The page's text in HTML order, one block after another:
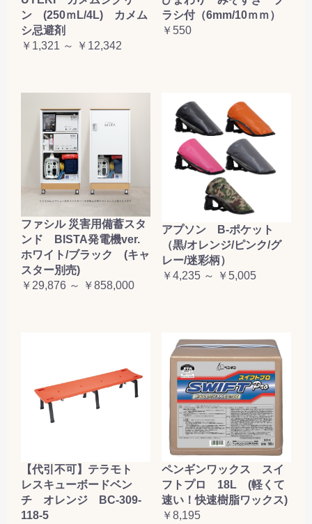
ン (250ｍL/4L) カメム
シ忌避剤
￥1,321 ～ ￥12,342
ラシ付（6mm/10ｍｍ）
￥550
ファシル 災害用備蓄スタ
ンド BISTA発電機ver.
ホワイト/ブラック (キャ
スター別売)
￥29,876 ～ ￥858,000
アプソン B-ポケット
（黒/オレンジ/ピンク/グ
レー/迷彩柄）
￥4,235 ～ ￥5,005
【代引不可】テラモト
レスキューボードベン
チ オレンジ BC-309-
118-5
ペンギンワックス スイ
フトプロ 18L (軽くて
速い！快速樹脂ワックス)
￥8,195